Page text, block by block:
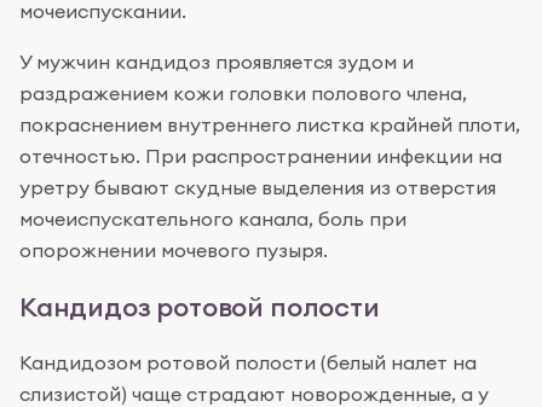
мочеиспускании.
У мужчин кандидоз проявляется зудом и
раздражением кожи головки полового члена,
покраснением внутреннего листка крайней плоти,
отечностью. При распространении инфекции на
уретру бывают скудные выделения из отверстия
мочеиспускательного канала, боль при
опорожнении мочевого пузыря.
Кандидоз ротовой полости
Кандидозом ротовой полости (белый налет на
слизистой) чаще страдают новорожденные, а у